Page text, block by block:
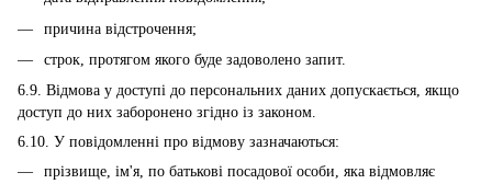
причина відстрочення;
строк, протягом якого буде задоволено запит.
6.9. Відмова у доступі до персональних даних допускається, якщо
доступ до них заборонено згідно із законом.
6.10. У повідомленні про відмову зазначаються:
прізвище, ім'я, по батькові посадової особи, яка відмовляє